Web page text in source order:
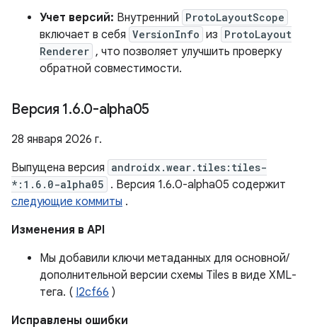
Учет версий: Внутренний ProtoLayoutScope
включает в себя VersionInfo из ProtoLayout
Renderer , что позволяет улучшить проверку
обратной совместимости.
Версия 1.6.0-alpha05
28 января 2026 г.
Выпущена версия androidx.wear.tiles:tiles-
*:1.6.0-alpha05 . Версия 1.6.0-alpha05 содержит
следующие коммиты .
Изменения в API
Мы добавили ключи метаданных для основной/
дополнительной версии схемы Tiles в виде XML-
тега. ( I2cf66 )
Исправлены ошибки